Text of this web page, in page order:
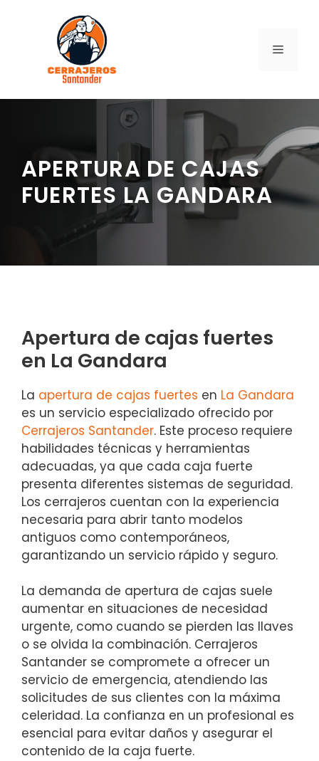
contenido
MENÚ
APERTURA DE CAJAS
FUERTES LA GANDARA
Apertura de cajas fuertes
en La Gandara
La apertura de cajas fuertes en La Gandara
es un servicio especializado ofrecido por
Cerrajeros Santander. Este proceso requiere
habilidades técnicas y herramientas
adecuadas, ya que cada caja fuerte
presenta diferentes sistemas de seguridad.
Los cerrajeros cuentan con la experiencia
necesaria para abrir tanto modelos
antiguos como contemporáneos,
garantizando un servicio rápido y seguro.
La demanda de apertura de cajas suele
aumentar en situaciones de necesidad
urgente, como cuando se pierden las llaves
o se olvida la combinación. Cerrajeros
Santander se compromete a ofrecer un
servicio de emergencia, atendiendo las
solicitudes de sus clientes con la máxima
celeridad. La confianza en un profesional es
esencial para evitar daños y asegurar el
contenido de la caja fuerte.